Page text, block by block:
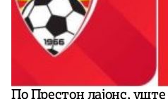
По Престон лајонс,